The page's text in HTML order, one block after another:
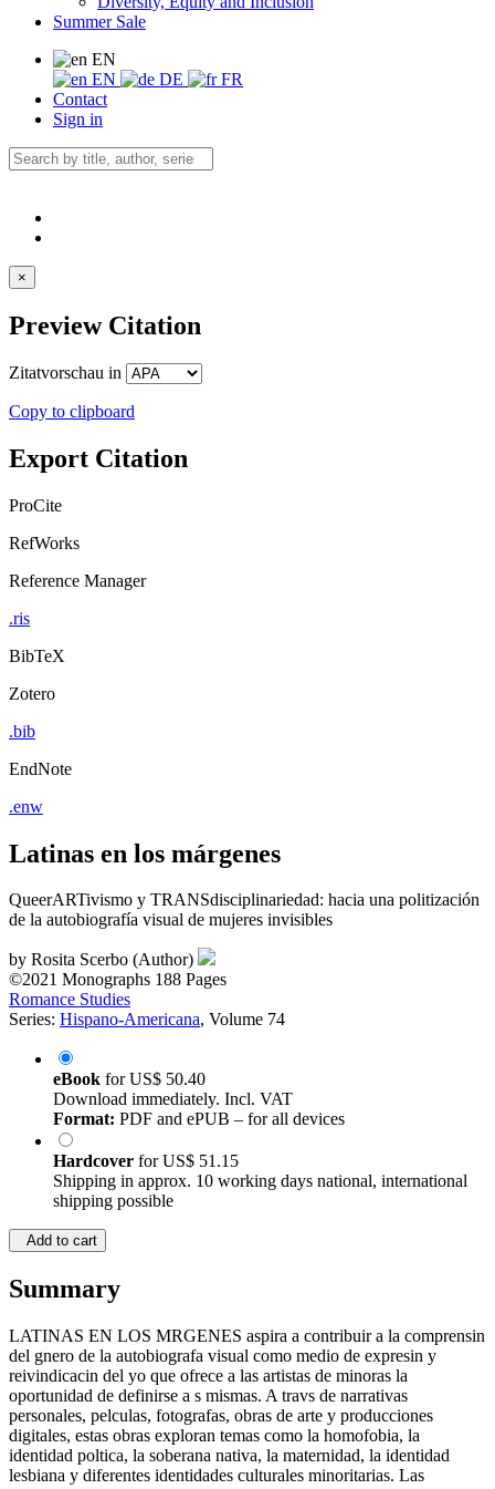
Summer Sale
EN
EN
DE
FR
Contact
Sign in
×
Preview Citation
Zitatvorschau in
Copy to clipboard
Export Citation
ProCite
RefWorks
Reference Manager
.ris
BibTeX
Zotero
.bib
EndNote
.enw
Latinas en los márgenes
QueerARTivismo y TRANSdisciplinariedad: hacia una politización
de la autobiografía visual de mujeres invisibles
by Rosita Scerbo (Author)
©2021 Monographs 188 Pages
Romance Studies
Series: Hispano-Americana, Volume 74
eBook forUS$ 50.40
Download immediately. Incl. VAT
Format: PDF and ePUB – for all devices
Hardcover forUS$ 51.15
Shipping in approx. 10 working days national, international
shipping possible
Add to cart
Summary
LATINAS EN LOS MRGENES aspira a contribuir a la comprensin
del gnero de la autobiografa visual como medio de expresin y
reivindicacin del yo que ofrece a las artistas de minoras la
oportunidad de definirse a s mismas. A travs de narrativas
personales, pelculas, fotografas, obras de arte y producciones
digitales, estas obras exploran temas como la homofobia, la
identidad poltica, la soberana nativa, la maternidad, la identidad
lesbiana y diferentes identidades culturales minoritarias. Las